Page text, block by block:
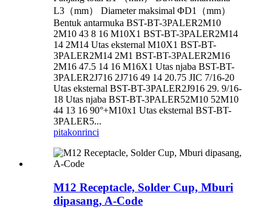
L3（mm） Diameter maksimal ΦD1（mm）
Bentuk antarmuka BST-BT-3PALER2M10
2M10 43 8 16 M10X1 BST-BT-3PALER2M14
14 2M14 Utas eksternal M10X1 BST-BT-
3PALER2M14 2M1 BST-BT-3PALER2M16
2M16 47.5 14 16 M16X1 Utas njaba BST-BT-
3PALER2J716 2J716 49 14 20.75 JIC 7/16-20
Utas eksternal BST-BT-3PALER2J916 29. 9/16-
18 Utas njaba BST-BT-3PALER52M10 52M10
44 13 16 90°+M10x1 Utas eksternal BST-BT-
3PALER5...
pitakonrinci
M12 Receptacle, Solder Cup, Mburi
dipasang, A-Code